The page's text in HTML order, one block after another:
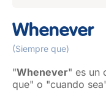
Whenever
(Siempre que)
"Whenever" es un
que" o "cuando